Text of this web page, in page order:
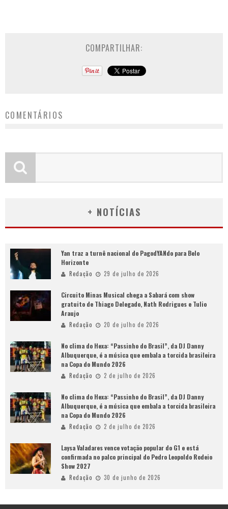
COMPARTILHAR:
COMENTÁRIOS
+ NOTÍCIAS
Yan traz a turnê nacional do PagodYANdo para Belo
Horizonte
Redação 29 de julho de 2026
Circuito Minas Musical chega a Sabará com show
gratuito de Thiago Delegado, Nath Rodrigues e Tulio
Araujo
Redação 20 de julho de 2026
No clima do Hexa: “Passinho do Brasil”, da DJ Danny
Albuquerque, é a música que embala a torcida brasileira
na Copa do Mundo 2026
Redação 2 de julho de 2026
No clima do Hexa: “Passinho do Brasil”, da DJ Danny
Albuquerque, é a música que embala a torcida brasileira
na Copa do Mundo 2026
Redação 2 de julho de 2026
Laysa Valadares vence votação popular do G1 e está
confirmada no palco principal do Pedro Leopoldo Rodeio
Show 2027
Redação 30 de junho de 2026